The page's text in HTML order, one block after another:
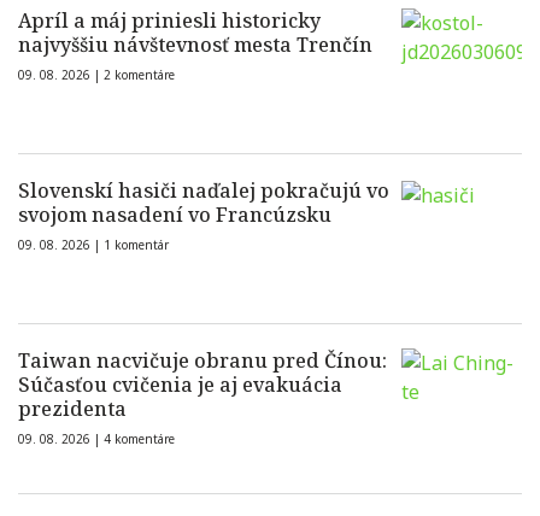
Apríl a máj priniesli historicky
najvyššiu návštevnosť mesta Trenčín
09. 08. 2026 | 2 komentáre
Slovenskí hasiči naďalej pokračujú vo
svojom nasadení vo Francúzsku
09. 08. 2026 | 1 komentár
Taiwan nacvičuje obranu pred Čínou:
Súčasťou cvičenia je aj evakuácia
prezidenta
09. 08. 2026 | 4 komentáre